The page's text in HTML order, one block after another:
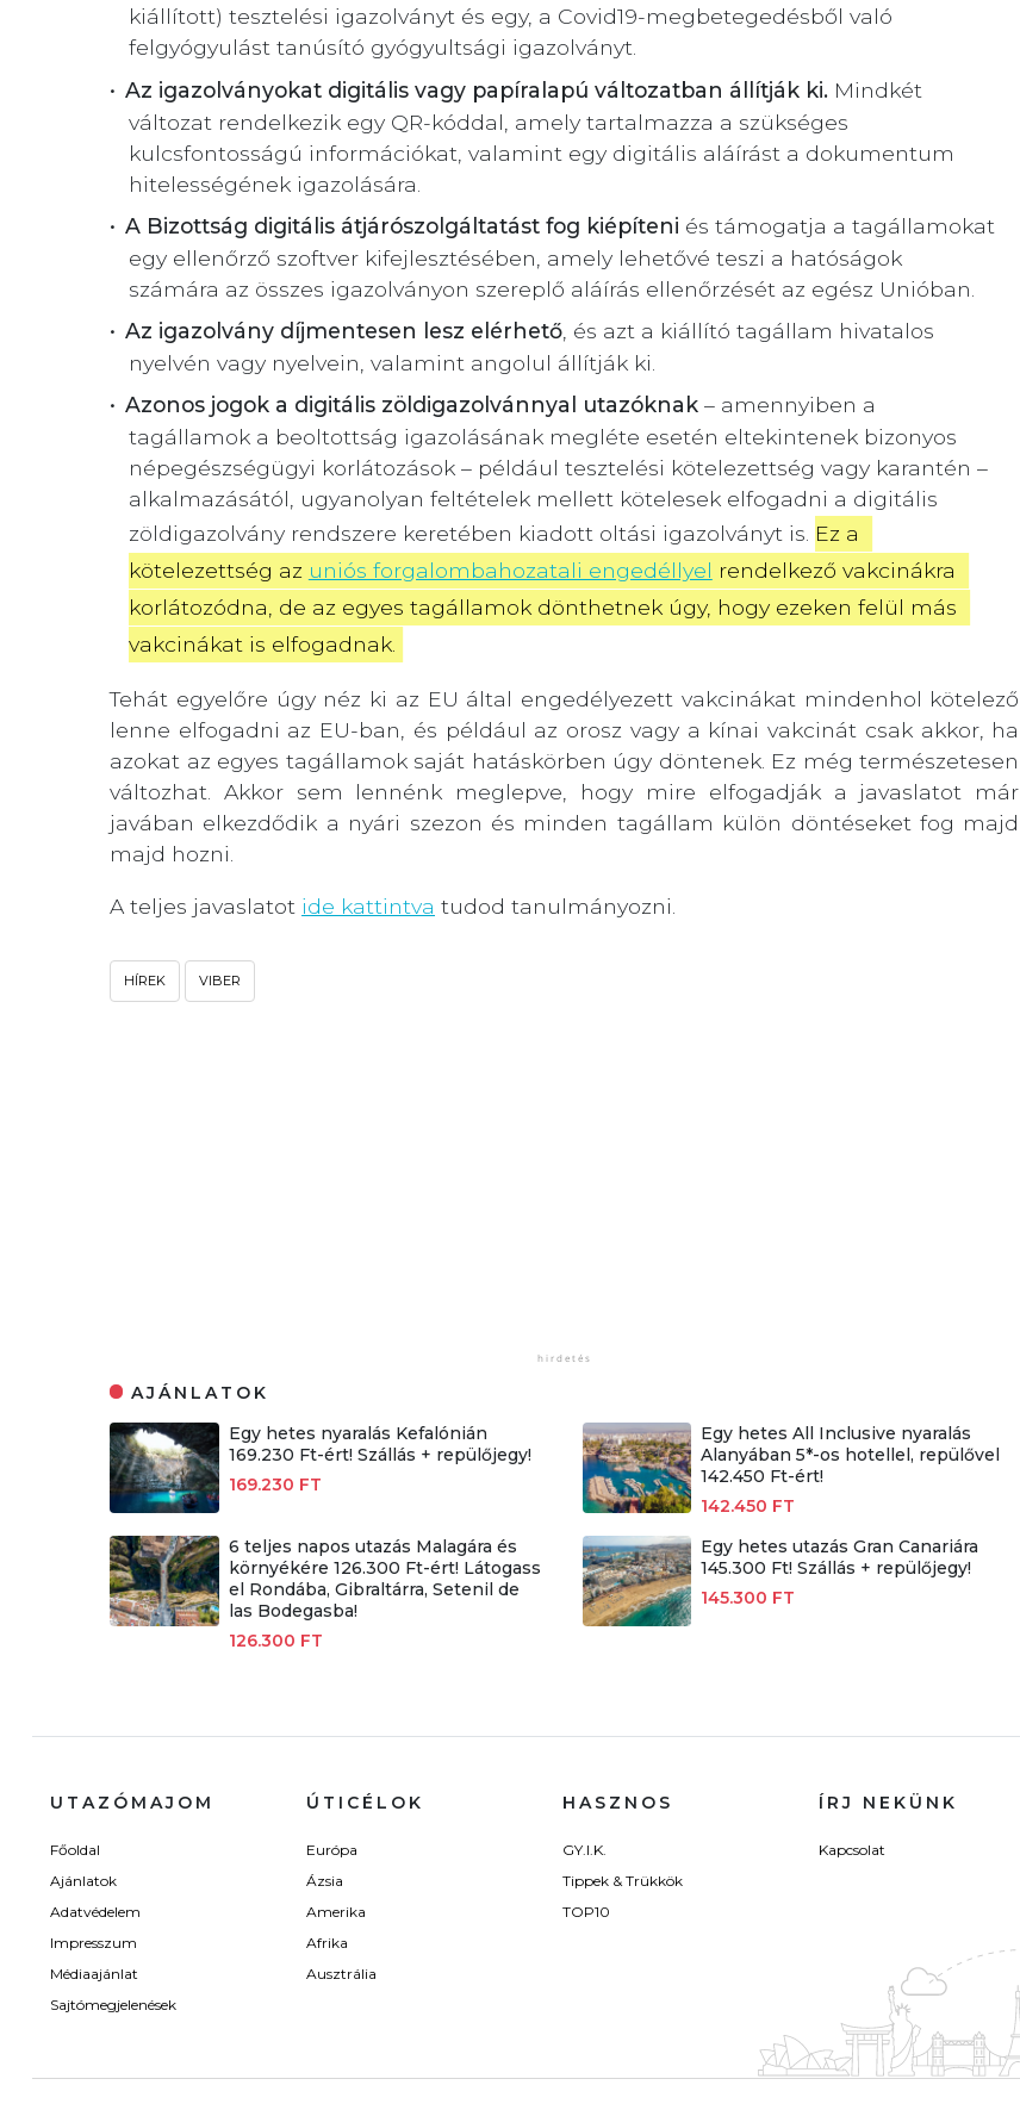
kiállított) tesztelési igazolványt és egy, a Covid19-megbetegedésből való
felgyógyulást tanúsító gyógyultsági igazolványt.
Az igazolványokat digitális vagy papíralapú változatban állítják ki. Mindkét
változat rendelkezik egy QR-kóddal, amely tartalmazza a szükséges
kulcsfontosságú információkat, valamint egy digitális aláírást a dokumentum
hitelességének igazolására.
A Bizottság digitális átjárószolgáltatást fog kiépíteni és támogatja a tagállamokat
egy ellenőrző szoftver kifejlesztésében, amely lehetővé teszi a hatóságok
számára az összes igazolványon szereplő aláírás ellenőrzését az egész Unióban.
Az igazolvány díjmentesen lesz elérhető , és azt a kiállító tagállam hivatalos
nyelvén vagy nyelvein, valamint angolul állítják ki.
Azonos jogok a digitális zöldigazolvánnyal utazóknak – amennyiben a
tagállamok a beoltottság igazolásának megléte esetén eltekintenek bizonyos
népegészségügyi korlátozások – például tesztelési kötelezettség vagy karantén –
alkalmazásától, ugyanolyan feltételek mellett kötelesek elfogadni a digitális
zöldigazolvány rendszere keretében kiadott oltási igazolványt is. Ez a
kötelezettség az uniós forgalombahozatali engedéllyel rendelkező vakcinákra
korlátozódna, de az egyes tagállamok dönthetnek úgy, hogy ezeken felül más
vakcinákat is elfogadnak.
Tehát egyelőre úgy néz ki az EU által engedélyezett vakcinákat mindenhol kötelező
lenne elfogadni az EU-ban, és például az orosz vagy a kínai vakcinát csak akkor, ha
azokat az egyes tagállamok saját hatáskörben úgy döntenek. Ez még természetesen
változhat. Akkor sem lennénk meglepve, hogy mire elfogadják a javaslatot már
javában elkezdődik a nyári szezon és minden tagállam külön döntéseket fog majd
majd hozni.
A teljes javaslatot ide kattintva tudod tanulmányozni.
HÍREK VIBER
AJÁNLATOK
Egy hetes nyaralás Kefalónián
169.230 Ft-ért! Szállás + repülőjegy!
169.230 FT
Egy hetes All Inclusive nyaralás
Alanyában 5*-os hotellel, repülővel
142.450 Ft-ért!
142.450 FT
6 teljes napos utazás Malagára és
környékére 126.300 Ft-ért! Látogass
el Rondába, Gibraltárra, Setenil de
las Bodegasba!
126.300 FT
Egy hetes utazás Gran Canariára
145.300 Ft! Szállás + repülőjegy!
145.300 FT
UTAZÓMAJOM
Főoldal
Ajánlatok
Adatvédelem
Impresszum
Médiaajánlat
Sajtómegjelenések
ÚTICÉLOK
Európa
Ázsia
Amerika
Afrika
Ausztrália
HASZNOS
GY.I.K.
Tippek & Trükkök
TOP10
ÍRJ NEKÜNK
Kapcsolat